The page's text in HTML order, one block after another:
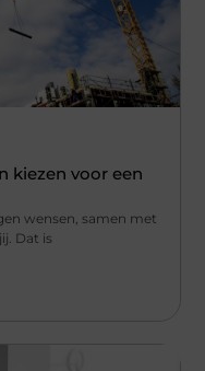
kiezen voor een
wensen, samen met
Dat is